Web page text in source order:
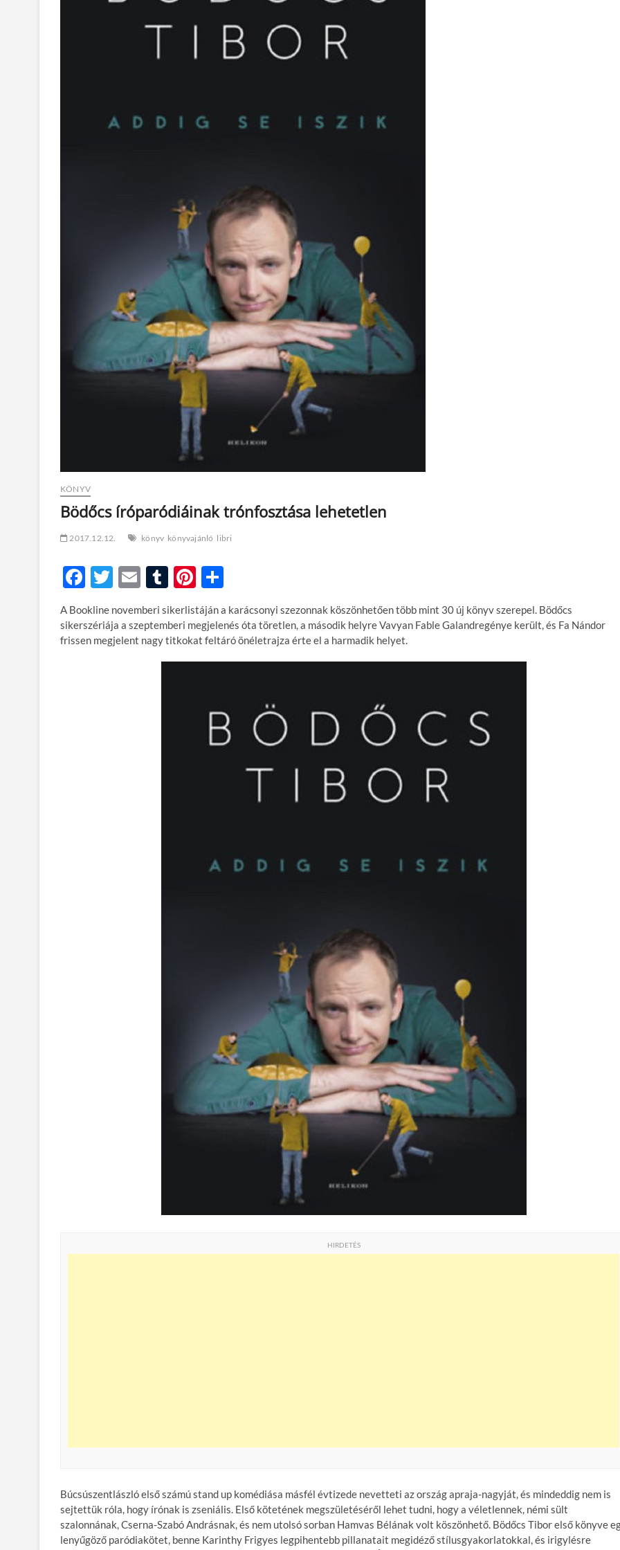
KÖNYV
Bödőcs íróparódiáinak trónfosztása lehetetlen
2017.12.12. könyv könyvajánló libri
F
ac
e
b
T
itt
er
E
m
ail
T
u
m
bl
r
Pi
nt
er
es
t
ss
za
m
e
A Bookline novemberi sikerlistáján a karácsonyi szezonnak köszönhetően több mint 30 új könyv szerepel. Bödőcs
sikerszériája a szeptemberi megjelenés óta töretlen, a második helyre Vavyan Fable Galandregénye került, és Fa Nándor
frissen megjelent nagy titkokat feltáró önéletrajza érte el a harmadik helyet.
HIRDETÉS
Búcsúszentlászló első számú stand up komédiása másfél évtizede nevetteti az ország apraja-nagyját, és mindeddig nem is
sejtettük róla, hogy írónak is zseniális. Első kötetének megszületéséről lehet tudni, hogy a véletlennek, némi sült
szalonnának, Cserna-Szabó Andrásnak, és nem utolsó sorban Hamvas Bélának volt köszönhető. Bödőcs Tibor első könyve
lenyűgöző paródiakötet, benne Karinthy Frigyes legpihentebb pillanatait megidéző stílusgyakorlatokkal, és irigylésre